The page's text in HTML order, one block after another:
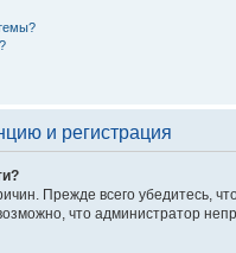
и регистрация
Прежде всего убедитесь,
что администратор